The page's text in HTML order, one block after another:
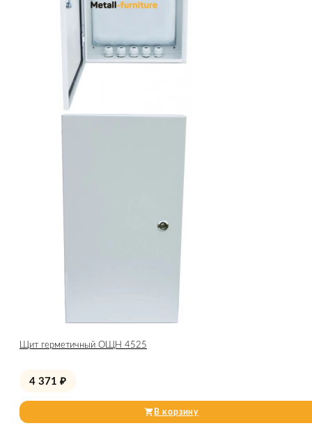
Щит герметичный ОЩН 4525
4 371 ₽
В корзину